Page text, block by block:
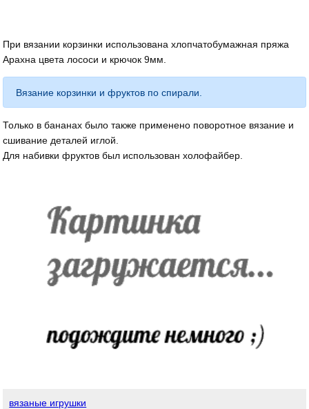
При вязании корзинки использована хлопчатобумажная пряжа
Арахна цвета лососи и крючок 9мм.
Вязание корзинки и фруктов по спирали.
Только в бананах было также применено поворотное вязание и
сшивание деталей иглой.
Для набивки фруктов был использован холофайбер.
вязаные игрушки